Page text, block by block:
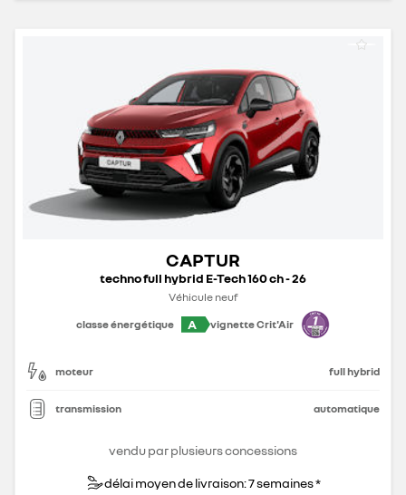
CAPTUR
techno full hybrid E-Tech 160 ch - 26
Véhicule neuf
classe énergétique
A vignette Crit'Air
moteur full hybrid
transmission automatique
vendu par plusieurs concessions
délai moyen de livraison: 7 semaines *